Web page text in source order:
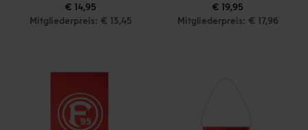
€ 14,95
Mitgliederpreis: € 13,45
€ 19,95
Mitgliederpreis: € 17,96